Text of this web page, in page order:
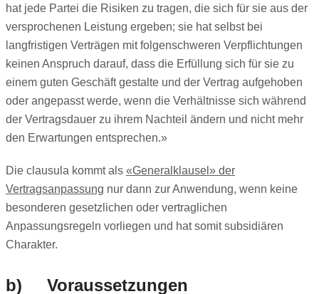
hat jede Partei die Risiken zu tragen, die sich für sie aus der
versprochenen Leistung ergeben; sie hat selbst bei
langfristigen Verträgen mit folgenschweren Verpflichtungen
keinen Anspruch darauf, dass die Erfüllung sich für sie zu
einem guten Geschäft gestalte und der Vertrag aufgehoben
oder angepasst werde, wenn die Verhältnisse sich während
der Vertragsdauer zu ihrem Nachteil ändern und nicht mehr
den Erwartungen entsprechen.»
Die clausula kommt als «Generalklausel» der
Vertragsanpassung nur dann zur Anwendung, wenn keine
besonderen gesetzlichen oder vertraglichen
Anpassungsregeln vorliegen und hat somit subsidiären
Charakter.
b) Voraussetzungen